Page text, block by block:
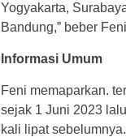
Yogyakarta,
Bandung,” beber
Informasi Umum
Feni memaparkan.
sejak 1 Juni 2023
kali lipat